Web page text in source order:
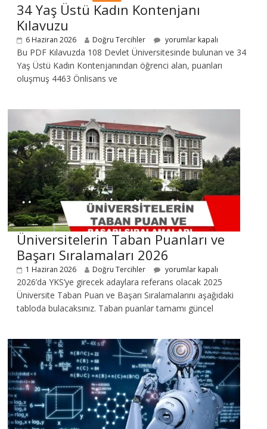
34 Yaş Üstü Kadın Kontenjanı
Kılavuzu
6 Haziran 2026 Doğru Tercihler yorumlar kapalı
Bu PDF Kılavuzda 108 Devlet Üniversitesinde bulunan ve 34
Yaş Üstü Kadın Kontenjanından öğrenci alan, puanları
oluşmuş 4463 Önlisans ve
Üniversitelerin Taban Puanları ve
Başarı Sıralamaları 2026
1 Haziran 2026 Doğru Tercihler yorumlar kapalı
2026’da YKS’ye girecek adaylara referans olacak 2025
Üniversite Taban Puan ve Başarı Sıralamalarını aşağıdaki
tabloda bulacaksınız. Taban puanlar tamamı güncel